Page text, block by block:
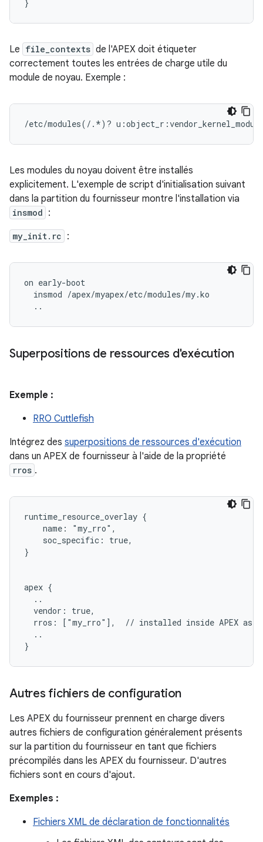
Le file_contexts de l'APEX doit étiqueter
correctement toutes les entrées de charge utile du
module de noyau. Exemple :
Les modules du noyau doivent être installés
explicitement. L'exemple de script d'initialisation suivant
dans la partition du fournisseur montre l'installation via
insmod :
my_init.rc :
on early-boot
  insmod /apex/myapex/etc/modules/my.ko
Superpositions de ressources d'exécution
Exemple :
RRO Cuttlefish
Intégrez des superpositions de ressources d'exécution
dans un APEX de fournisseur à l'aide de la propriété
rros .
runtime_resource_overlay {
    name: "my_rro",
    soc_specific: true,
}
apex {
  ..
  vendor: true,
rros: ["my_rro"],  // installed inside APEX as
  ..
Autres fichiers de configuration
Les APEX du fournisseur prennent en charge divers
autres fichiers de configuration généralement présents
sur la partition du fournisseur en tant que fichiers
précompilés dans les APEX du fournisseur. D'autres
fichiers sont en cours d'ajout.
Exemples :
Fichiers XML de déclaration de fonctionnalités